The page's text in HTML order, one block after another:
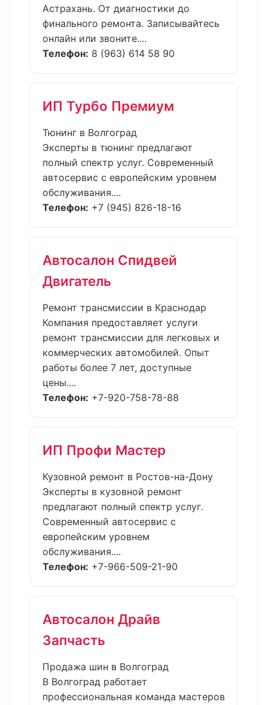
Астрахань. От диагностики до
финального ремонта. Записывайтесь
онлайн или звоните....
Телефон: 8 (963) 614 58 90
ИП Турбо Премиум
Тюнинг в Волгоград
Эксперты в тюнинг предлагают
полный спектр услуг. Современный
автосервис с европейским уровнем
обслуживания....
Телефон: +7 (945) 826-18-16
Автосалон Спидвей
Двигатель
Ремонт трансмиссии в Краснодар
Компания предоставляет услуги
ремонт трансмиссии для легковых и
коммерческих автомобилей. Опыт
работы более 7 лет, доступные
цены....
Телефон: +7-920-758-78-88
ИП Профи Мастер
Кузовной ремонт в Ростов-на-Дону
Эксперты в кузовной ремонт
предлагают полный спектр услуг.
Современный автосервис с
европейским уровнем
обслуживания....
Телефон: +7-966-509-21-90
Автосалон Драйв
Запчасть
Продажа шин в Волгоград
В Волгоград работает
профессиональная команда мастеров